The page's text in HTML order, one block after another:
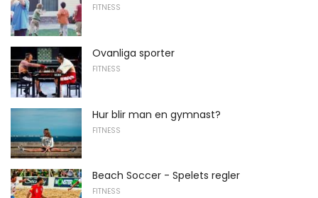
FITNESS
Ovanliga sporter
FITNESS
Hur blir man en gymnast?
FITNESS
Beach Soccer - Spelets regler
FITNESS